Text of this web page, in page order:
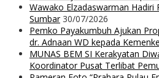
Wawako Elzadaswarman Hadiri
Sumbar 30/07/2026
Pemko Payakumbuh Ajukan
dr. Adnaan WD kepada
MUNAS BEM SI Kerakyatan
Koordinator Pusat Terlibat